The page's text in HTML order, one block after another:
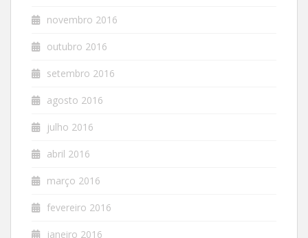
novembro 2016
outubro 2016
setembro 2016
agosto 2016
julho 2016
abril 2016
março 2016
fevereiro 2016
janeiro 2016